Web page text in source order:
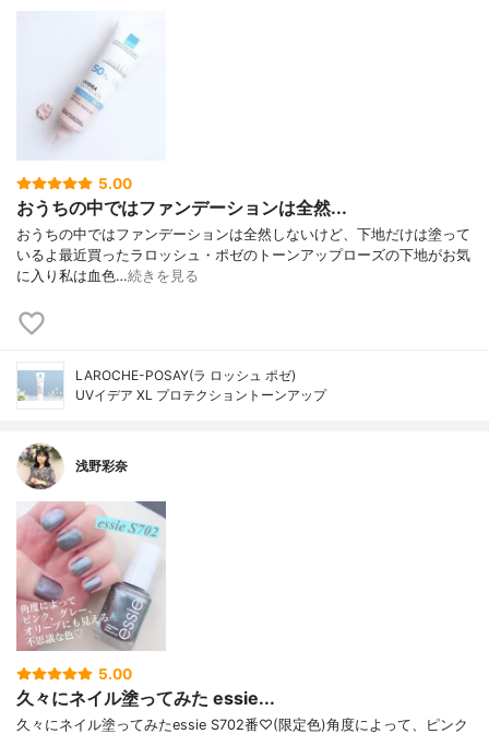
5.00
おうちの中ではファンデーションは全然...
おうちの中ではファンデーションは全然しないけど、下地だけは塗って
いるよ最近買ったラロッシュ・ポゼのトーンアップローズの下地がお気
に入り私は血色…続きを見る
LAROCHE-POSAY(ラ ロッシュ ポゼ)
UVイデア XL プロテクショントーンアップ
浅野彩奈
5.00
久々にネイル塗ってみた essie...
久々にネイル塗ってみたessie S702番♡(限定色)角度によって、ピンク